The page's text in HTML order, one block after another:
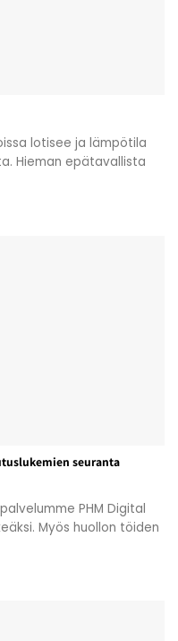
lotisee ja lämpötila
Hieman epätavallista
seuranta
PHM Digital
Myös huollon töiden